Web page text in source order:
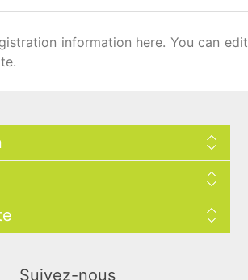
information here. You can edit
Suivez-nous